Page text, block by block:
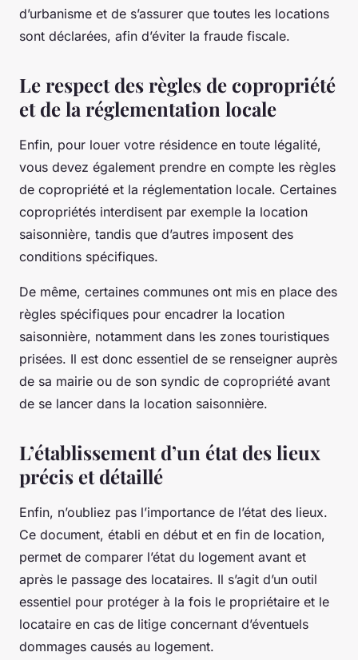
d’urbanisme et de s’assurer que toutes les locations
sont déclarées, afin d’éviter la fraude fiscale.
Le respect des règles de copropriété
et de la réglementation locale
Enfin, pour louer votre résidence en toute légalité,
vous devez également prendre en compte les règles
de copropriété et la réglementation locale. Certaines
copropriétés interdisent par exemple la location
saisonnière, tandis que d’autres imposent des
conditions spécifiques.
De même, certaines communes ont mis en place des
règles spécifiques pour encadrer la location
saisonnière, notamment dans les zones touristiques
prisées. Il est donc essentiel de se renseigner auprès
de sa mairie ou de son syndic de copropriété avant
de se lancer dans la location saisonnière.
L’établissement d’un état des lieux
précis et détaillé
Enfin, n’oubliez pas l’importance de l’état des lieux.
Ce document, établi en début et en fin de location,
permet de comparer l’état du logement avant et
après le passage des locataires. Il s’agit d’un outil
essentiel pour protéger à la fois le propriétaire et le
locataire en cas de litige concernant d’éventuels
dommages causés au logement.